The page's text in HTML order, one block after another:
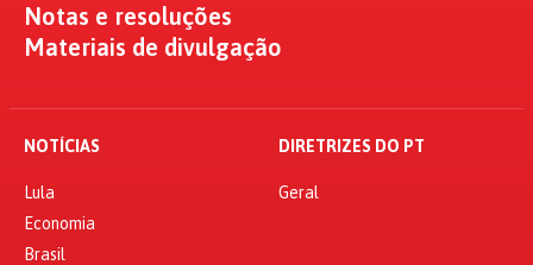
Notas e resoluções
Materiais de divulgação
NOTÍCIAS
Lula
Economia
Brasil
DIRETRIZES DO PT
Geral